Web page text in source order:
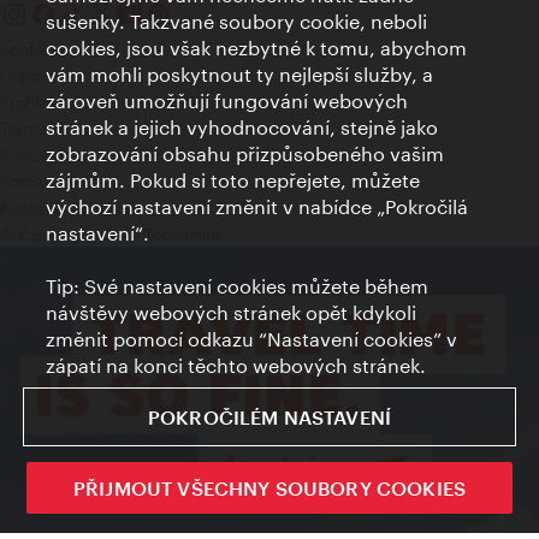
Kontakty
Credits
Prohlášení o ochraně osobních údajů
Terms of Use
Přístupnost
Kontakt pro tisk
Nastavení cookies
© Copyright Wien Tourismus
sušenky. Takzvané soubory cookie, neboli
cookies, jsou však nezbytné k tomu, abychom
vám mohli poskytnout ty nejlepší služby, a
zároveň umožňují fungování webových
stránek a jejich vyhodnocování, stejně jako
zobrazování obsahu přizpůsobeného vašim
zájmům. Pokud si toto nepřejete, můžete
výchozí nastavení změnit v nabídce „Pokročilá
nastavení“.
Tip: Své nastavení cookies můžete během
návštěvy webových stránek opět kdykoli
změnit pomocí odkazu “Nastavení cookies” v
zápatí na konci těchto webových stránek.
POKROČILÉM NASTAVENÍ
PŘIJMOUT VŠECHNY SOUBORY COOKIES